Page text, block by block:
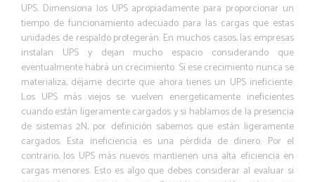
UPS. Dimensiona los UPS apropiadamente para proporcionar un
tiempo de funcionamiento adecuado para las cargas que estas
unidades de respaldo protegerán. En muchos casos, las empresas
instalan UPS y dejan mucho espacio considerando que
eventualmente habrá un crecimiento. Si ese crecimiento nunca se
materializa, déjame decirte que ahora tienes un UPS ineficiente.
Los UPS más viejos se vuelven energeticamente ineficientes
cuando están ligeramente cargados y si hablamos de la presencia
de sistemas 2N, por definición sabemos que están ligeramente
cargados. Esta ineficiencia es una pérdida de dinero. Por el
contrario, los UPS más nuevos mantienen una alta eficiencia en
cargas menores. Esto es algo que debes considerar al evaluar si